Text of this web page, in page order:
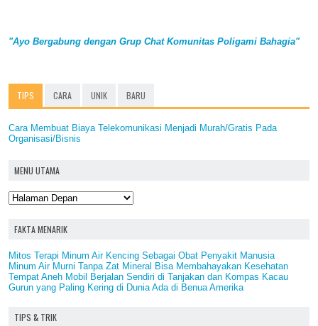
"Ayo Bergabung dengan Grup Chat Komunitas Poligami Bahagia"
TIPS CARA UNIK BARU
Cara Membuat Biaya Telekomunikasi Menjadi Murah/Gratis Pada
Organisasi/Bisnis
MENU UTAMA
FAKTA MENARIK
Mitos Terapi Minum Air Kencing Sebagai Obat Penyakit Manusia
Minum Air Murni Tanpa Zat Mineral Bisa Membahayakan Kesehatan
Tempat Aneh Mobil Berjalan Sendiri di Tanjakan dan Kompas Kacau
Gurun yang Paling Kering di Dunia Ada di Benua Amerika
TIPS & TRIK